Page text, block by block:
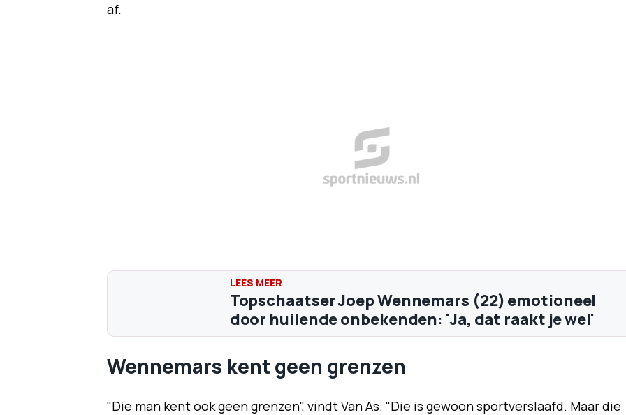
af.
Topschaatser Joep Wennemars (22) emotioneel
door huilende onbekenden: 'Ja, dat raakt je wel'
Wennemars kent geen grenzen
"Die man kent ook geen grenzen", vindt Van As. "Die is gewoon sportverslaafd. Maar die